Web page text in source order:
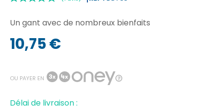
Un gant avec de nombreux bienfaits
10,75 €
OU PAYER EN
Délai de livraison :